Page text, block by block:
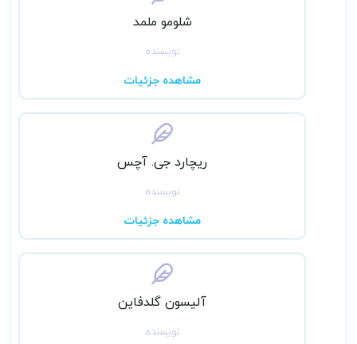
شلومو ملمد
نویسنده
مشاهده جزئیات
ریچارد جی. آچس
نویسنده
مشاهده جزئیات
آلیسون گلدفاین
نویسنده